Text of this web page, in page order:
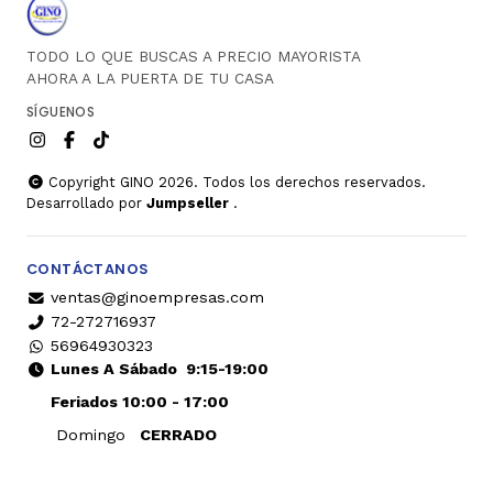
TODO LO QUE BUSCAS A PRECIO MAYORISTA
AHORA A LA PUERTA DE TU CASA
SÍGUENOS
Copyright GINO 2026. Todos los derechos reservados.
Desarrollado por Jumpseller .
CONTÁCTANOS
ventas@ginoempresas.com
72-272716937
56964930323
Lunes A Sábado9:15-19:00
Feriados 10:00 - 17:00
Domingo
CERRADO